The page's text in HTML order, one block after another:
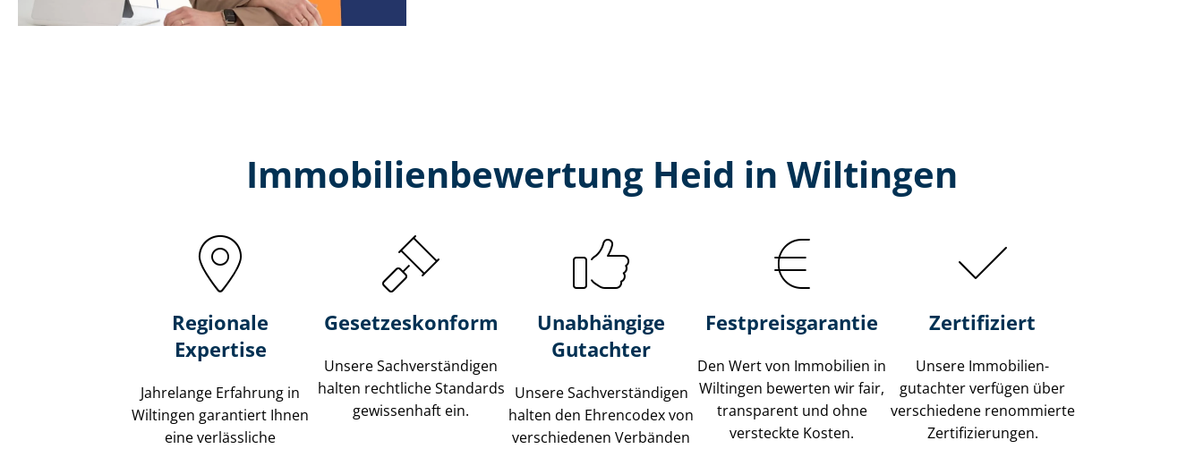
Immobilien­bewertung Heid in Wiltingen
Regionale
Expertise
Jahrelange Erfahrung in
Wiltingen garantiert Ihnen
eine verlässliche
Gesetzes­konform
Unsere Sach­ver­stän­di­gen
halten rechtliche Standards
gewissenhaft ein.
Unabhängige
Gutachter
Unsere Sach­ver­stän­di­gen
halten den Ehrencodex von
verschiedenen Verbänden
Festpreis​garantie
Den Wert von Immobilien in
Wiltingen bewerten wir fair,
transparent und ohne
versteckte Kosten.
Zertifiziert
Unsere Immobilien­
gutachter verfügen über
verschiedene renommierte
Zer­ti­fi­zie­run­gen.